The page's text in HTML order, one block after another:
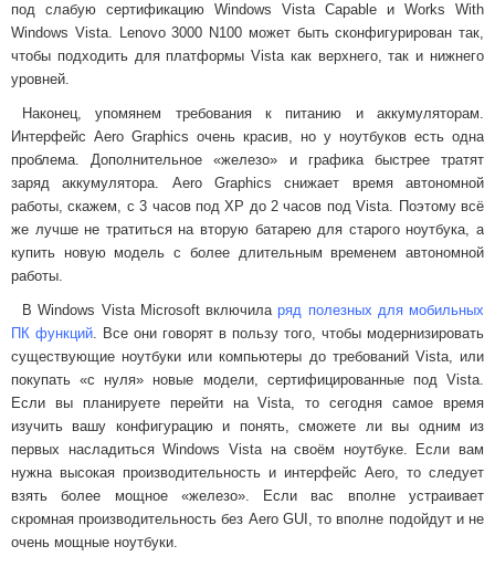
под слабую сертификацию Windows Vista Capable и Works With
Windows Vista. Lenovo 3000 N100 может быть сконфигурирован так,
чтобы подходить для платформы Vista как верхнего, так и нижнего
уровней.
Наконец, упомянем требования к питанию и аккумуляторам.
Интерфейс Aero Graphics очень красив, но у ноутбуков есть одна
проблема. Дополнительное «железо» и графика быстрее тратят
заряд аккумулятора. Aero Graphics снижает время автономной
работы, скажем, с 3 часов под XP до 2 часов под Vista. Поэтому всё
же лучше не тратиться на вторую батарею для старого ноутбука, а
купить новую модель с более длительным временем автономной
работы.
В Windows Vista Microsoft включиларяд полезных для мобильных
ПК функций. Все они говорят в пользу того, чтобы модернизировать
существующие ноутбуки или компьютеры до требований Vista, или
покупать «с нуля» новые модели, сертифицированные под Vista.
Если вы планируете перейти на Vista, то сегодня самое время
изучить вашу конфигурацию и понять, сможете ли вы одним из
первых насладиться Windows Vista на своём ноутбуке. Если вам
нужна высокая производительность и интерфейс Aero, то следует
взять более мощное «железо». Если вас вполне устраивает
скромная производительность без Aero GUI, то вполне подойдут и не
очень мощные ноутбуки.